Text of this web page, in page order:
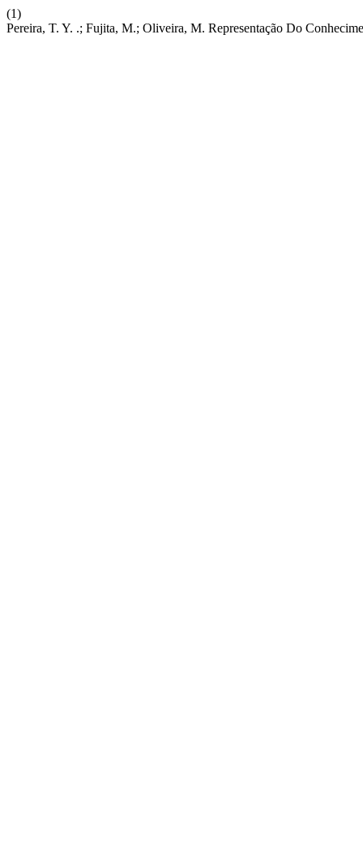
(1)
Pereira, T. Y. .; Fujita, M.; Oliveira, M. Representação Do